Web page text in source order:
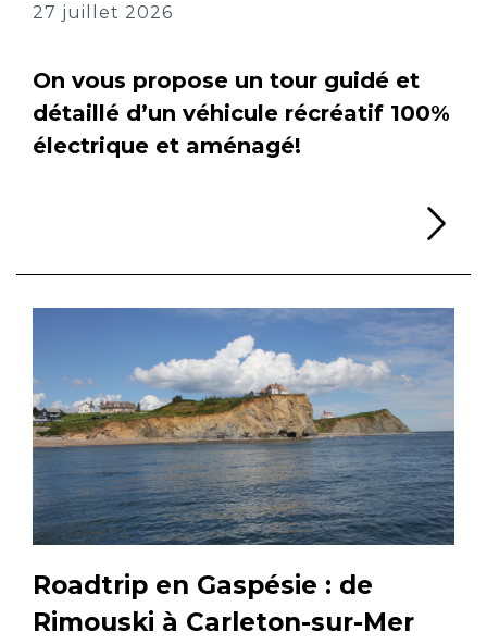
27 juillet 2026
On vous propose un tour guidé et
détaillé d’un véhicule récréatif 100%
électrique et aménagé!
Roadtrip en Gaspésie : de
Rimouski à Carleton-sur-Mer